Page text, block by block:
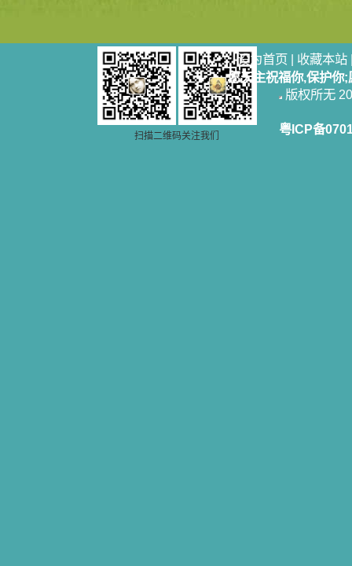
扫描二维码关注我们
设为首页 | 收藏本站
愿天主祝福你,保护你
版权所无
粤ICP备